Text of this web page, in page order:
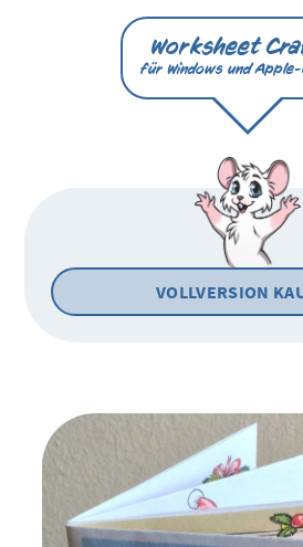
Worksheet
für Windows und Apple-
VOLLVERSION